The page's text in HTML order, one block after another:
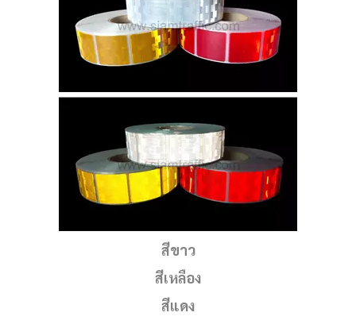
สีขาว
สีเหลือง
สีแดง